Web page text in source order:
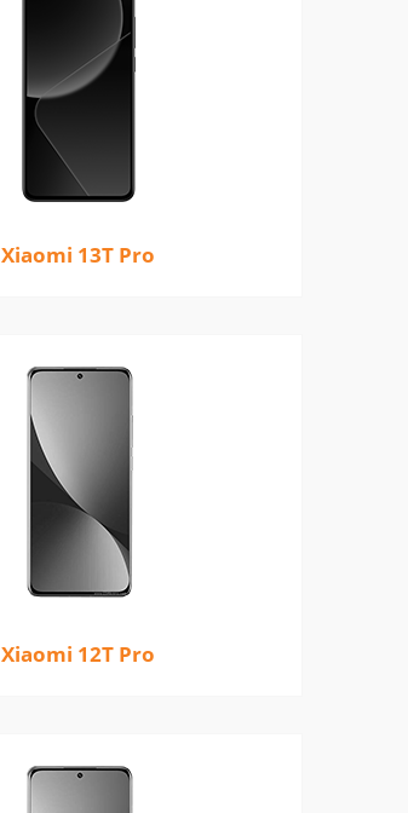
Xiaomi 13T Pro
Xiaomi 12T Pro